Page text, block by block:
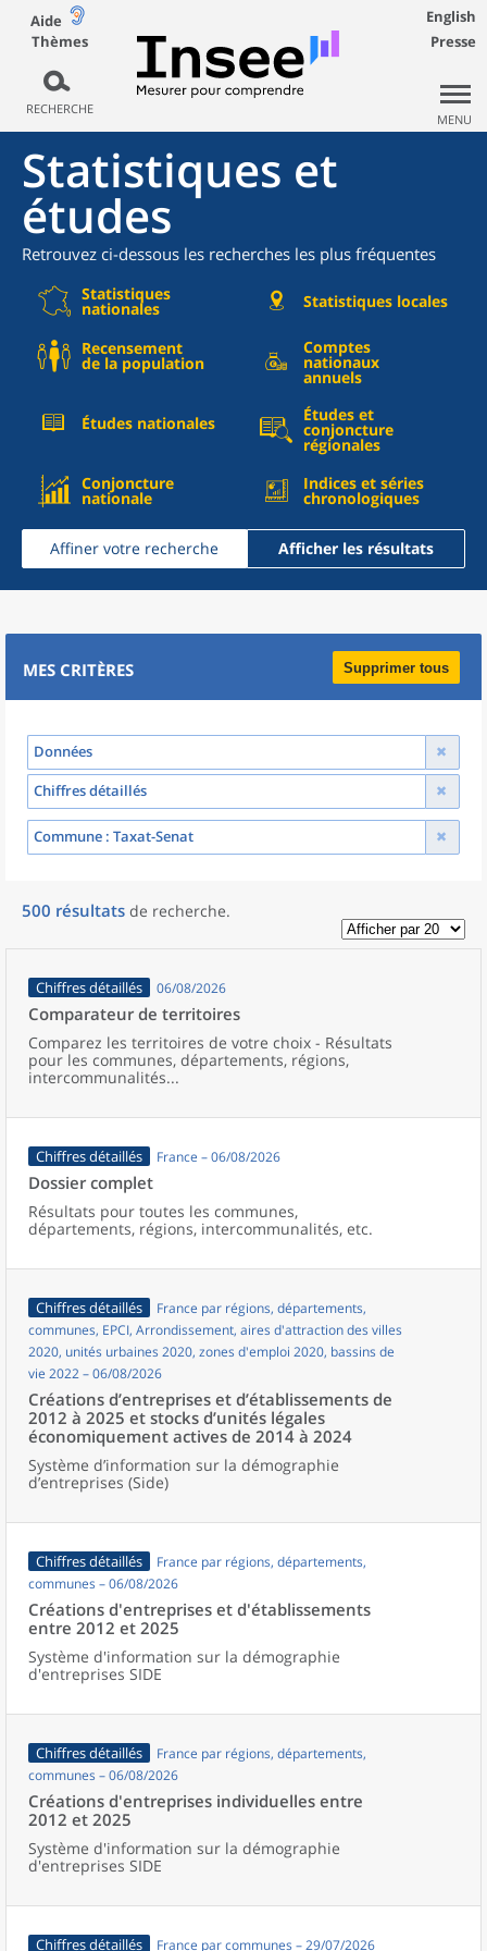
Aide
Thèmes
RECHERCHE
English
Presse
MENU
Statistiques et
études
Retrouvez ci-dessous les recherches les plus fréquentes
Statistiques
nationales Statistiques locales
Recensement
de la population
Comptes
nationaux
annuels
Études nationales Études et
conjoncture
régionales
Conjoncture
nationale
Indices et séries
chronologiques
Affiner votre recherche Afficher les résultats
MES CRITÈRES Supprimer tous
Données
Chiffres détaillés
Commune : Taxat-Senat
500 résultats de recherche.
Chiffres détaillés 06/08/2026
Comparateur de territoires
Comparez les territoires de votre choix - Résultats
pour les communes, départements, régions,
intercommunalités...
Chiffres détaillés France – 06/08/2026
Dossier complet
Résultats pour toutes les communes,
départements, régions, intercommunalités, etc.
Chiffres détaillés
France par régions, départements,
communes, EPCI, Arrondissement, aires d'attraction des villes
2020, unités urbaines 2020, zones d'emploi 2020, bassins de
vie 2022 – 06/08/2026
Créations d’entreprises et d’établissements de
2012 à 2025 et stocks d’unités légales
économiquement actives de 2014 à 2024
Système d’information sur la démographie
d’entreprises (Side)
Chiffres détaillés
France par régions, départements,
communes – 06/08/2026
Créations d'entreprises et d'établissements
entre 2012 et 2025
Système d'information sur la démographie
d'entreprises SIDE
Chiffres détaillés
France par régions, départements,
communes – 06/08/2026
Créations d'entreprises individuelles entre
2012 et 2025
Système d'information sur la démographie
d'entreprises SIDE
Chiffres détaillés France par communes – 29/07/2026